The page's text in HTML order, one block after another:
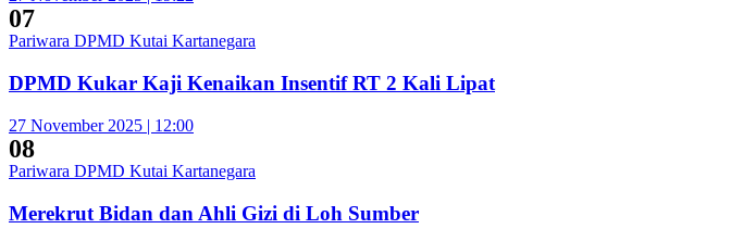
07
Pariwara DPMD Kutai Kartanegara
DPMD Kukar Kaji Kenaikan Insentif RT 2 Kali Lipat
27 November 2025 | 12:00
08
Pariwara DPMD Kutai Kartanegara
Merekrut Bidan dan Ahli Gizi di Loh Sumber